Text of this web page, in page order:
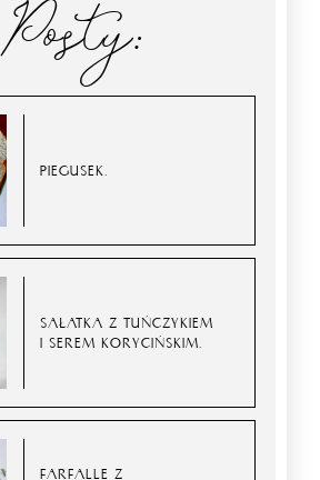
Posty:
PIEGUSEK.
SAŁATKA Z TUŃCZYKIEM
I SEREM KORYCIŃSKIM.
FARFALLE Z